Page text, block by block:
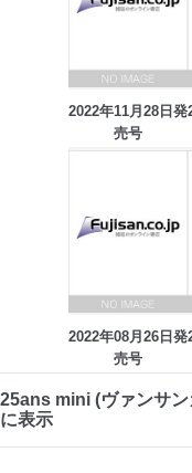
2022年11月28日発
売号
2022年08月26日発
売号
25ans mini (ヴァンサ
に表示